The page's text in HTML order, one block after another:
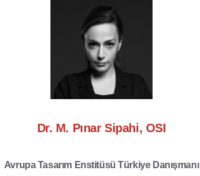
Dr. M. Pınar Sipahi, OSI
Avrupa Tasarım Enstitüsü Türkiye Danışmanı